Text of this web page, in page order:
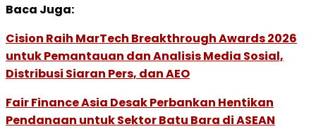
Baca Juga:
Cision Raih MarTech Breakthrough Awards 2026
untuk Pemantauan dan Analisis Media Sosial,
Distribusi Siaran Pers, dan AEO
Fair Finance Asia Desak Perbankan Hentikan
Pendanaan untuk Sektor Batu Bara di ASEAN